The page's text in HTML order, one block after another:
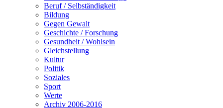
Beruf / Selbständigkeit
Bildung
Gegen Gewalt
Geschichte / Forschung
Gesundheit / Wohlsein
Gleichstellung
Kultur
Politik
Soziales
Sport
Werte
Archiv 2006-2016